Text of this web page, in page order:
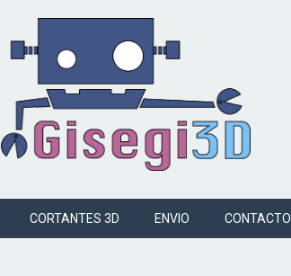
CORTANTES 3D ENVIO CONTACTO